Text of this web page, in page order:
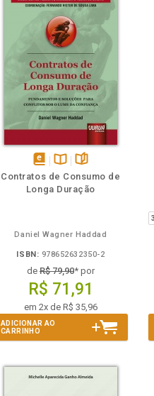
disponível
em
Disponível
na
páginas
Contratos de Consumo de
Longa Duração
Daniel Wagner Haddad
ISBN: 978652632350-2
de R$ 79,90* por
R$ 71,91
em 2x de R$ 35,96
ADICIONAR AO
CARRINHO
TambémFolheie